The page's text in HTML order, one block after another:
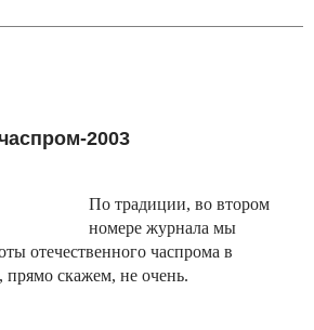
2003
По традиции, во втором
номере журнала мы
отечественного часпрома в
скажем, не очень.